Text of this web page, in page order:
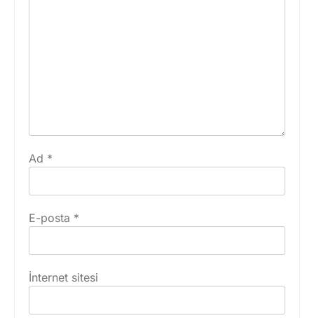
Ad *
E-posta *
İnternet sitesi